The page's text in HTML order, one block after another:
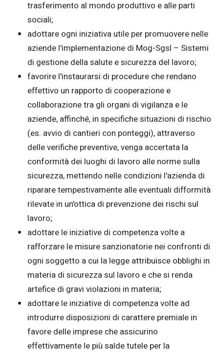
trasferimento al mondo produttivo e alle parti
sociali;
adottare ogni iniziativa utile per promuovere nelle
aziende l'implementazione di Mog-Sgsl – Sistemi
di gestione della salute e sicurezza del lavoro;
favorire l'instaurarsi di procedure che rendano
effettivo un rapporto di cooperazione e
collaborazione tra gli organi di vigilanza e le
aziende, affinché, in specifiche situazioni di rischio
(es. avvio di cantieri con ponteggi), attraverso
delle verifiche preventive, venga accertata la
conformità dei luoghi di lavoro alle norme sulla
sicurezza, mettendo nelle condizioni l'azienda di
riparare tempestivamente alle eventuali difformità
rilevate in un'ottica di prevenzione dei rischi sul
lavoro;
adottare le iniziative di competenza volte a
rafforzare le misure sanzionatorie nei confronti di
ogni soggetto a cui la legge attribuisce obblighi in
materia di sicurezza sul lavoro e che si renda
artefice di gravi violazioni in materia;
adottare le iniziative di competenza volte ad
introdurre disposizioni di carattere premiale in
favore delle imprese che assicurino
effettivamente le più salde tutele per la